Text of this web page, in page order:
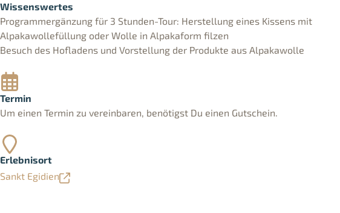
Wissenswertes
Programmergänzung für 3 Stunden-Tour: Herstellung eines Kissens mit
Alpakawollefüllung oder Wolle in Alpakaform filzen
Besuch des Hofladens und Vorstellung der Produkte aus Alpakawolle
Termin
Um einen Termin zu vereinbaren, benötigst Du einen Gutschein.
Erlebnisort
Sankt Egidien